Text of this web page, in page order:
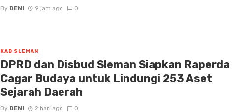
By DENI 9 jam ago 0
KAB SLEMAN
DPRD dan Disbud Sleman Siapkan Raperda
Cagar Budaya untuk Lindungi 253 Aset
Sejarah Daerah
By DENI 2 hari ago 0